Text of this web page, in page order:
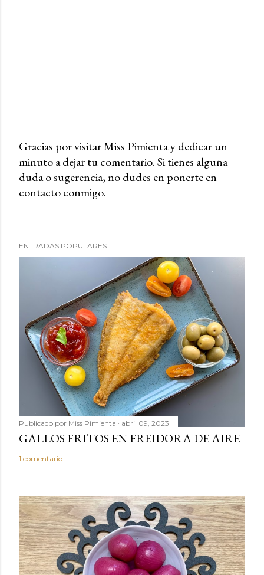
P
u
b
a
r
i
o
Gracias por visitar Miss Pimienta y dedicar un
minuto a dejar tu comentario. Si tienes alguna
duda o sugerencia, no dudes en ponerte en
contacto conmigo.
ENTRADAS POPULARES
Publicado por Miss Pimienta abril 09, 2023
GALLOS FRITOS EN FREIDORA DE AIRE
1 comentario